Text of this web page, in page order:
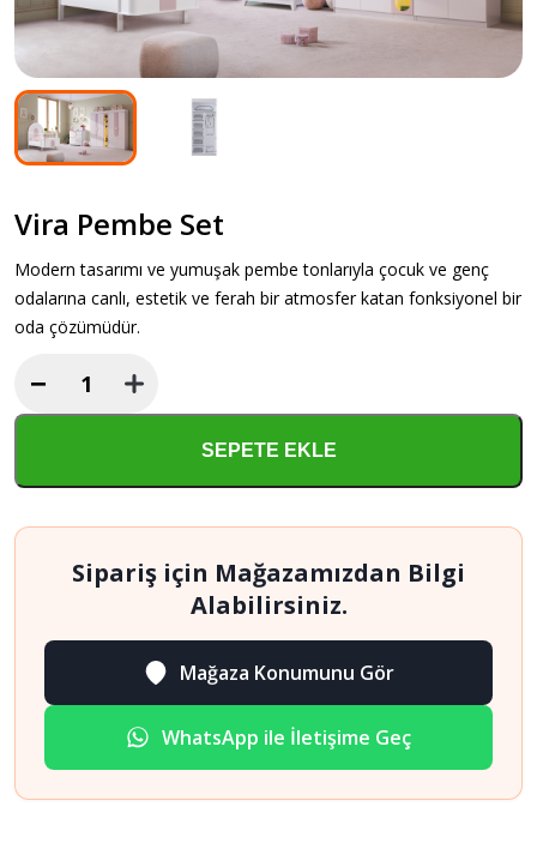
Vira Pembe Set
Modern tasarımı ve yumuşak pembe tonlarıyla çocuk ve genç
odalarına canlı, estetik ve ferah bir atmosfer katan fonksiyonel bir
oda çözümüdür.
Vira
Pembe
adet
−
SEPETE EKLE
Sipariş için Mağazamızdan Bilgi
Alabilirsiniz.
Mağaza Konumunu Gör
WhatsApp ile İletişime Geç